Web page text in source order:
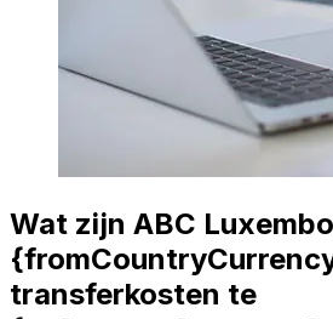
Wat zijn ABC
transferkosten te